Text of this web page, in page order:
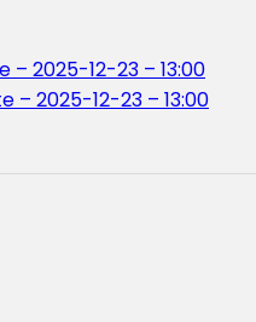
– 2025-12-23 – 13:00
– 2025-12-23 – 13:00